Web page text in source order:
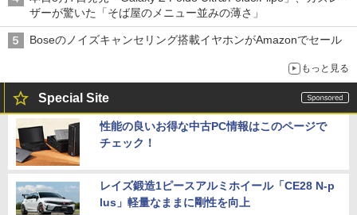
ザーが驚いた「そば屋のメニュー並みの薄さ」
Boseのノイズキャンセリング搭載イヤホンがAmazonでセール
もっと見る
Special Site
性能の良いお得な中古PC情報はこのページで
チェック！
レイズ鍛造1ピースアルミホイール「CE28 N-p
lus」軽量なままに剛性を向上